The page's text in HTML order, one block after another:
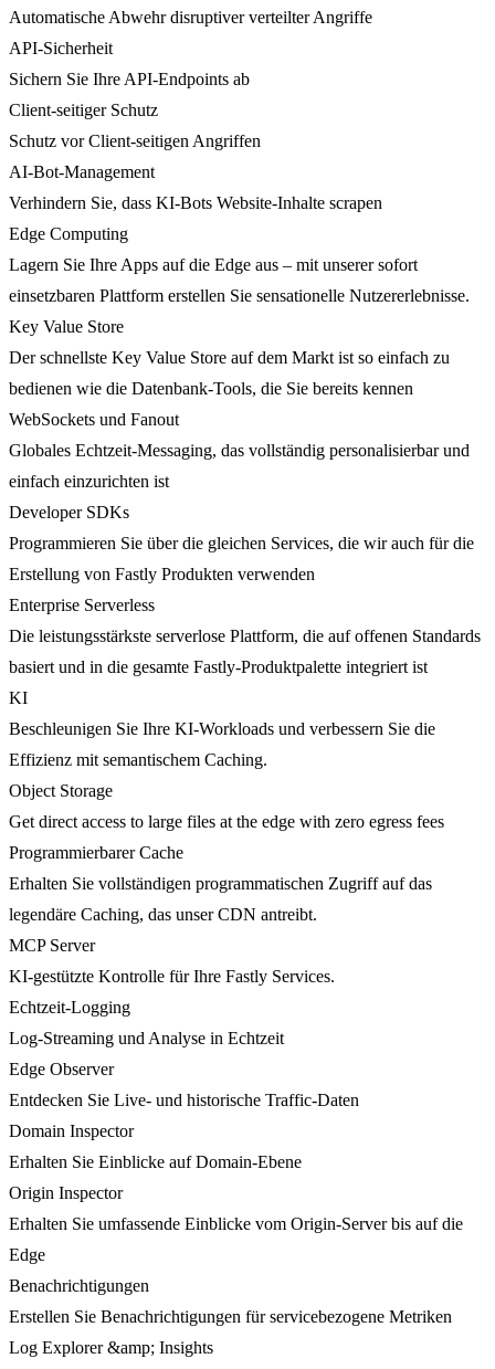
Automatische Abwehr disruptiver verteilter Angriffe
API-Sicherheit
Sichern Sie Ihre API-Endpoints ab
Client-seitiger Schutz
Schutz vor Client-seitigen Angriffen
AI-Bot-Management
Verhindern Sie, dass KI-Bots Website-Inhalte scrapen
Edge Computing
Lagern Sie Ihre Apps auf die Edge aus – mit unserer sofort
einsetzbaren Plattform erstellen Sie sensationelle Nutzererlebnisse.
Key Value Store
Der schnellste Key Value Store auf dem Markt ist so einfach zu
bedienen wie die Datenbank-Tools, die Sie bereits kennen
WebSockets und Fanout
Globales Echtzeit-Messaging, das vollständig personalisierbar und
einfach einzurichten ist
Developer SDKs
Programmieren Sie über die gleichen Services, die wir auch für die
Erstellung von Fastly Produkten verwenden
Enterprise Serverless
Die leistungsstärkste serverlose Plattform, die auf offenen Standards
basiert und in die gesamte Fastly-Produktpalette integriert ist
KI
Beschleunigen Sie Ihre KI-Workloads und verbessern Sie die
Effizienz mit semantischem Caching.
Object Storage
Get direct access to large files at the edge with zero egress fees
Programmierbarer Cache
Erhalten Sie vollständigen programmatischen Zugriff auf das
legendäre Caching, das unser CDN antreibt.
MCP Server
KI-gestützte Kontrolle für Ihre Fastly Services.
Echtzeit-Logging
Log-Streaming und Analyse in Echtzeit
Edge Observer
Entdecken Sie Live- und historische Traffic-Daten
Domain Inspector
Erhalten Sie Einblicke auf Domain-Ebene
Origin Inspector
Erhalten Sie umfassende Einblicke vom Origin-Server bis auf die
Edge
Benachrichtigungen
Erstellen Sie Benachrichtigungen für servicebezogene Metriken
Log Explorer &amp; Insights